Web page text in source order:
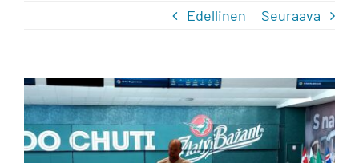
Edellinen Seuraava
Katso
kuvaa
isompana